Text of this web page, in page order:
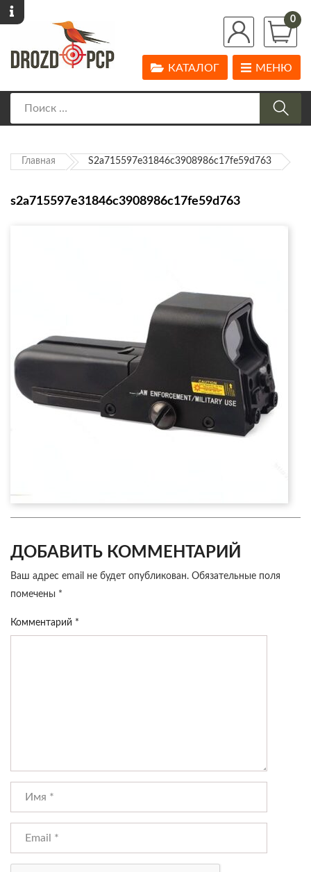
0
МЕНЮ
КАТАЛОГ
Главная S2a715597e31846c3908986c17fe59d763
s2a715597e31846c3908986c17fe59d763
ДОБАВИТЬ КОММЕНТАРИЙ
Ваш адрес email не будет опубликован. Обязательные поля
помечены *
Комментарий *